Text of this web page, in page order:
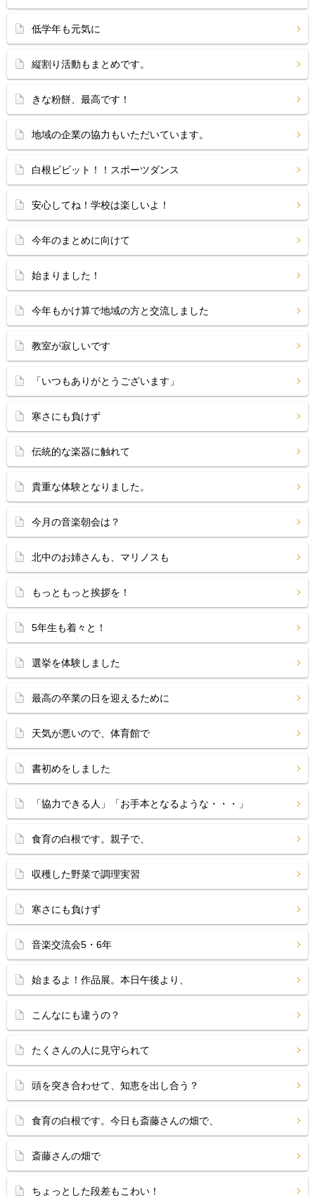
低学年も元気に
縦割り活動もまとめです。
きな粉餅、最高です！
地域の企業の協力もいただいています。
白根ビビット！！スポーツダンス
安心してね！学校は楽しいよ！
今年のまとめに向けて
始まりました！
今年もかけ算で地域の方と交流しました
教室が寂しいです
「いつもありがとうございます」
寒さにも負けず
伝統的な楽器に触れて
貴重な体験となりました。
今月の音楽朝会は？
北中のお姉さんも、マリノスも
もっともっと挨拶を！
5年生も着々と！
選挙を体験しました
最高の卒業の日を迎えるために
天気が悪いので、体育館で
書初めをしました
「協力できる人」「お手本となるような・・・」
食育の白根です。親子で、
収穫した野菜で調理実習
寒さにも負けず
音楽交流会5・6年
始まるよ！作品展。本日午後より、
こんなにも違うの？
たくさんの人に見守られて
頭を突き合わせて、知恵を出し合う？
食育の白根です。今日も斎藤さんの畑で、
斎藤さんの畑で
ちょっとした段差もこわい！